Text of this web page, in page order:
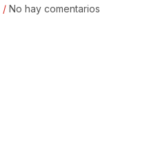
No hay comentarios